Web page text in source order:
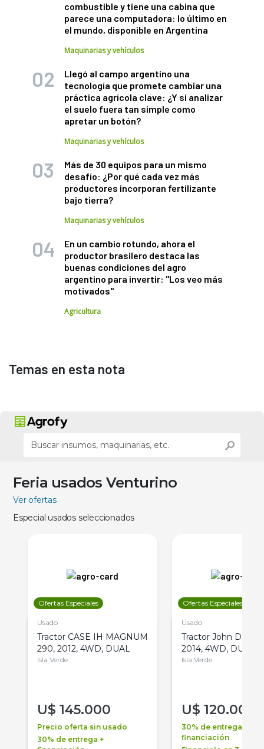
combustible y tiene una cabina que
parece una computadora: lo último en
el mundo, disponible en Argentina
Maquinarias y vehículos
Llegó al campo argentino una
tecnología que promete cambiar una
práctica agrícola clave: ¿Y si analizar
el suelo fuera tan simple como
apretar un botón?
Maquinarias y vehículos
Más de 30 equipos para un mismo
desafío: ¿Por qué cada vez más
productores incorporan fertilizante
bajo tierra?
Maquinarias y vehículos
En un cambio rotundo, ahora el
productor brasilero destaca las
buenas condiciones del agro
argentino para invertir: "Los veo más
motivados"
Agricultura
Temas en esta nota
Feria usados Venturino
Ver ofertas
Especial usados seleccionados
Ofertas Especiales
Usado
Tractor CASE IH MAGNUM
290, 2012, 4WD, DUAL
Isla Verde
U$ 145.000
Precio oferta sin usado
30% de entrega +
Ofertas Especiales
Usado
Tractor John Deere
2014, 4WD, DUAL
Isla Verde
U$ 120.000
30% de entrega +
financiación